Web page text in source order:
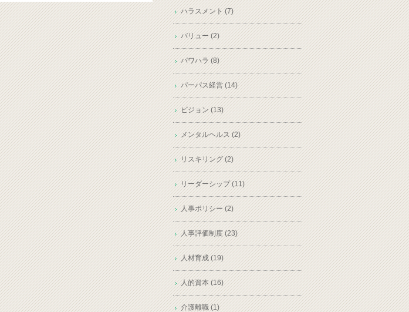
ハラスメント (7)
バリュー (2)
パワハラ (8)
パーパス経営 (14)
ビジョン (13)
メンタルヘルス (2)
リスキリング (2)
リーダーシップ (11)
人事ポリシー (2)
人事評価制度 (23)
人材育成 (19)
人的資本 (16)
介護離職 (1)